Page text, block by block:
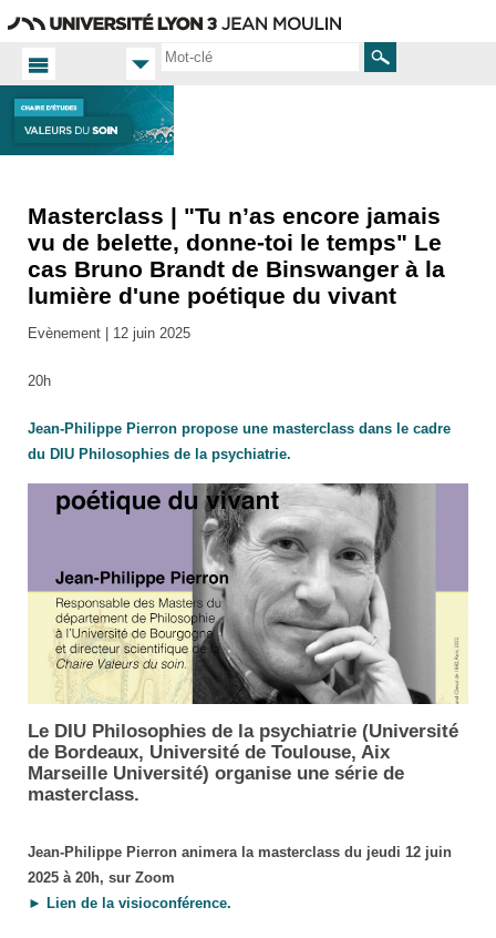
Rechercher
Accueil
Actualités
Toutes
Masterclass | "Tu n’as encore jamais
vu de belette, donne-toi le temps" Le
cas Bruno Brandt de Binswanger à la
lumière d'une poétique du vivant
Evènement | 12 juin 2025
20h
Jean-Philippe Pierron propose une masterclass dans le cadre
du DIU Philosophies de la psychiatrie.
JP
Pierron
Le DIU Philosophies de la psychiatrie (Université
de Bordeaux, Université de Toulouse, Aix
Marseille Université) organise une série de
masterclass.
Jean-Philippe Pierron animera la masterclass du jeudi 12 juin
2025 à 20h, sur Zoom
► Lien de la visioconférence.